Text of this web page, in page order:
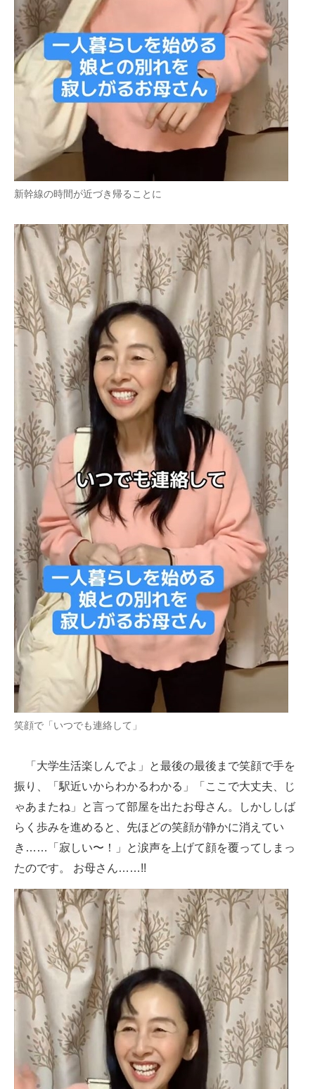
新幹線の時間が近づき帰ることに
笑顔で「いつでも連絡して」
「大学生活楽しんでよ」と最後の最後まで笑顔で手を
振り、「駅近いからわかるわかる」「ここで大丈夫、じ
ゃあまたね」と言って部屋を出たお母さん。しかししば
らく歩みを進めると、先ほどの笑顔が静かに消えてい
き……「寂しい〜！」と涙声を上げて顔を覆ってしまっ
たのです。 お母さん……!!